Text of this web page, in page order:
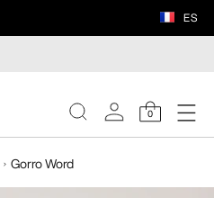
ES
0
Gorro Word